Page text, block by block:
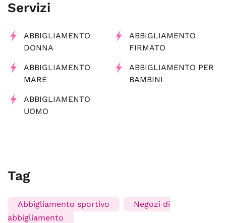
Servizi
ABBIGLIAMENTO
DONNA
ABBIGLIAMENTO
FIRMATO
ABBIGLIAMENTO
MARE
ABBIGLIAMENTO PER
BAMBINI
ABBIGLIAMENTO
UOMO
Tag
Abbigliamento sportivo
Negozi di
abbigliamento